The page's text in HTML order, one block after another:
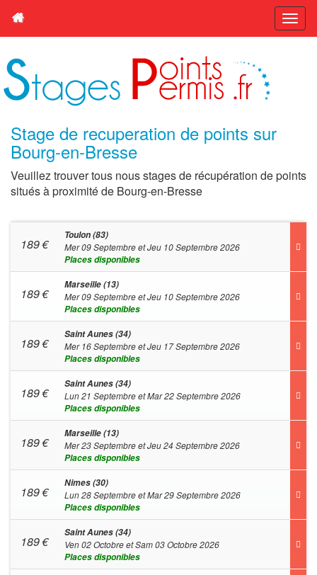
Stage de recuperation de points sur
Bourg-en-Bresse
Veuillez trouver tous nous stages de récupération de points
situés à proximité de Bourg-en-Bresse
189€
Toulon (83)
Mer 09 Septembre et Jeu 10 Septembre 2026
Places disponibles
189€
Marseille (13)
Mer 09 Septembre et Jeu 10 Septembre 2026
Places disponibles
189€
Saint Aunes (34)
Mer 16 Septembre et Jeu 17 Septembre 2026
Places disponibles
189€
Saint Aunes (34)
Lun 21 Septembre et Mar 22 Septembre 2026
Places disponibles
189€
Marseille (13)
Mer 23 Septembre et Jeu 24 Septembre 2026
Places disponibles
189€
Nimes (30)
Lun 28 Septembre et Mar 29 Septembre 2026
Places disponibles
189€
Saint Aunes (34)
Ven 02 Octobre et Sam 03 Octobre 2026
Places disponibles